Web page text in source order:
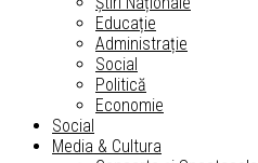
Educație
Administrație
Social
Politică
Economie
Social
Media & Cultura